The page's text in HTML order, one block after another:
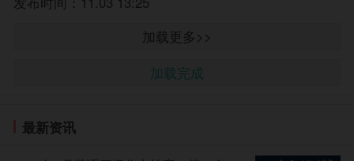
信息，符合相关照顾条件的考生须在报名资格现场确认
时提供相关信息及证明材料以供审核确认。
加载更多>>
加载完成
最新资讯